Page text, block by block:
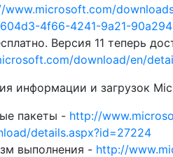
www.microsoft.com/
4f66-4241-9a21-
Версия 11 теперь
download/en/
информации и загрузок
пакеты - http://
details.aspx?id=27224
выполнения - http://